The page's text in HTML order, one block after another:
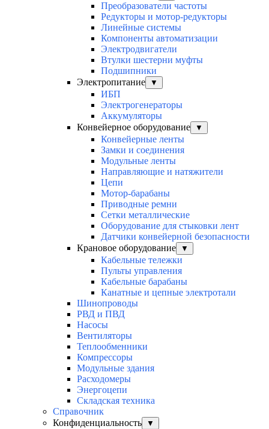
Преобразователи частоты
Редукторы и мотор-редукторы
Линейные системы
Компоненты автоматизации
Электродвигатели
Втулки шестерни муфты
Подшипники
Электропитание
▼
ИБП
Электрогенераторы
Аккумуляторы
Конвейерное оборудование
▼
Конвейерные ленты
Замки и соединения
Модульные ленты
Направляющие и натяжители
Цепи
Мотор-барабаны
Приводные ремни
Сетки металлические
Оборудование для стыковки лент
Датчики конвейерной безопасности
Крановое оборудование
▼
Кабельные тележки
Пульты управления
Кабельные барабаны
Канатные и цепные электротали
Шинопроводы
РВД и ПВД
Насосы
Вентиляторы
Теплообменники
Компрессоры
Модульные здания
Расходомеры
Энергоцепи
Складская техника
Справочник
Конфиденциальность
▼